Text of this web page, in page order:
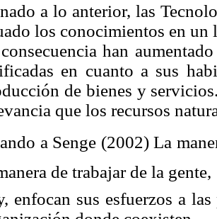
a lo anterior, las
los conocimientos en
han
en cuanto a sus
de bienes y
que los recursos
a Senge (2002) La
de trabajar de la
enfocan sus esfuerzos a